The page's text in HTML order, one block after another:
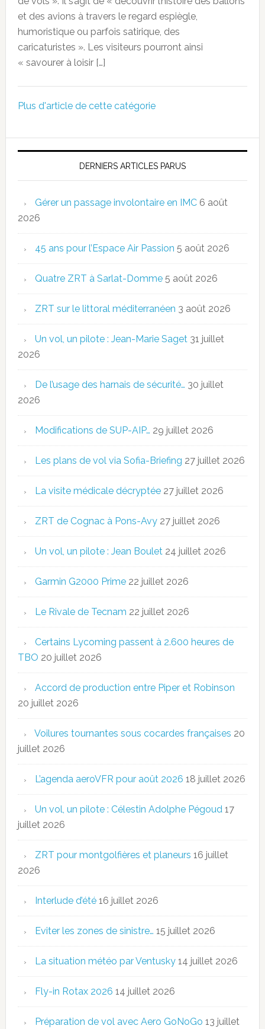
et des avions à travers le regard espiègle,
humoristique ou parfois satirique, des
caricaturistes ». Les visiteurs pourront ainsi
« savourer à loisir […]
Plus d'article de cette catégorie
DERNIERS ARTICLES PARUS
Gérer un passage involontaire en IMC 6 août
2026
45 ans pour l’Espace Air Passion 5 août 2026
Quatre ZRT à Sarlat-Domme 5 août 2026
ZRT sur le littoral méditerranéen 3 août 2026
Un vol, un pilote : Jean-Marie Saget 31 juillet
2026
De l’usage des harnais de sécurité… 30 juillet
2026
Modifications de SUP-AIP… 29 juillet 2026
Les plans de vol via Sofia-Briefing 27 juillet 2026
La visite médicale décryptée 27 juillet 2026
ZRT de Cognac à Pons-Avy 27 juillet 2026
Un vol, un pilote : Jean Boulet 24 juillet 2026
Garmin G2000 Prime 22 juillet 2026
Le Rivale de Tecnam 22 juillet 2026
Certains Lycoming passent à 2.600 heures de
TBO 20 juillet 2026
Accord de production entre Piper et Robinson
20 juillet 2026
Voilures tournantes sous cocardes françaises 20
juillet 2026
L’agenda aeroVFR pour août 2026 18 juillet 2026
Un vol, un pilote : Célestin Adolphe Pégoud 17
juillet 2026
ZRT pour montgolfières et planeurs 16 juillet
2026
Interlude d’été 16 juillet 2026
Eviter les zones de sinistre… 15 juillet 2026
La situation météo par Ventusky 14 juillet 2026
Fly-in Rotax 2026 14 juillet 2026
Préparation de vol avec Aero GoNoGo 13 juillet